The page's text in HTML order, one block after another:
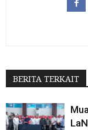
BERITA TERKAIT